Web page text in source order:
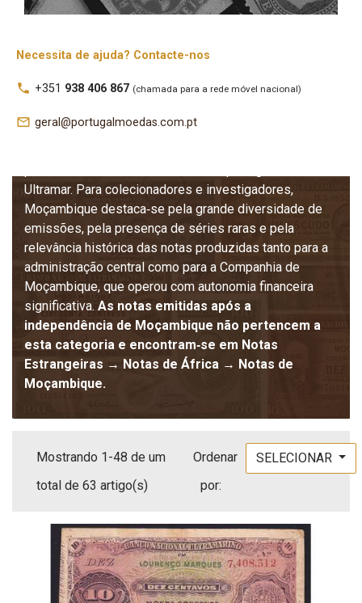
Necessita de ajuda? Contacte-nos
local_phone +351 938 406 867 (chamada para a rede móvel nacional)
mail_outline geral@portugalmoedas.com.pt
banco, cédulas, certificados, espécimes e séries
administrativa e comercial de Moçambique, bem como
iconografia detalhada, os valores faciais variados, as
sucessivas e a coexistência de diferentes entidades
Ultramar. Para colecionadores e investigadores,
Moçambique destaca‑se pela grande diversidade de
emissões, pela presença de séries raras e pela
relevância histórica das notas produzidas tanto para a
administração central como para a Companhia de
Moçambique, que operou com autonomia financeira
significativa. As notas emitidas após a
independência de Moçambique não pertencem a
esta categoria e encontram‑se em Notas
Estrangeiras → Notas de África → Notas de
Moçambique.
Mostrando 1-48 de um
total de 63 artigo(s)
Ordenar
por:
SELECIONAR